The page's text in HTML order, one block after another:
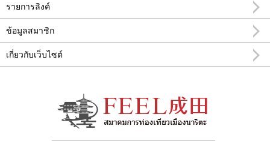
รายการลิงค์
ข้อมูลสมาชิก
เกี่ยวกับเว็บไซต์
อำเภอ นะริทะ FEEL นาริตะข้อมูลการท่อง
เที่ยวทางการ